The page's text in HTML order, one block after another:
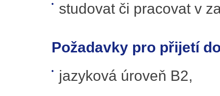
studovat či pracovat v
Požadavky pro přijetí
jazyková úroveň B2,